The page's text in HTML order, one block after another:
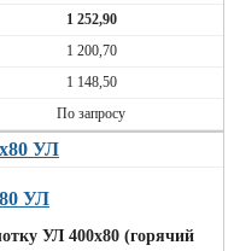
1 252,90
1 200,70
1 148,50
По запросу
УЛ
УЛ 400х80 (горячий